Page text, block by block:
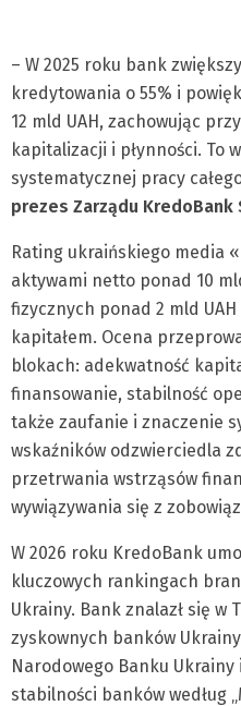
– W 2025 roku bank
kredytowania o 55% i
12 mld UAH, zachowując
kapitalizacji i płynności. To
systematycznej pracy
prezes Zarządu KredoBank
Rating ukraińskiego media
aktywami netto ponad 10
fizycznych ponad 2 mld
kapitałem. Ocena
blokach: adekwatność
finansowanie, stabilność
także zaufanie i znaczenie
wskaźników odzwierciedla
przetrwania wstrząsów
wywiązywania się z
W 2026 roku KredoBank
kluczowych rankingach
Ukrainy. Bank znalazł się w
zyskownych banków
Narodowego Banku Ukrainy
stabilności banków według